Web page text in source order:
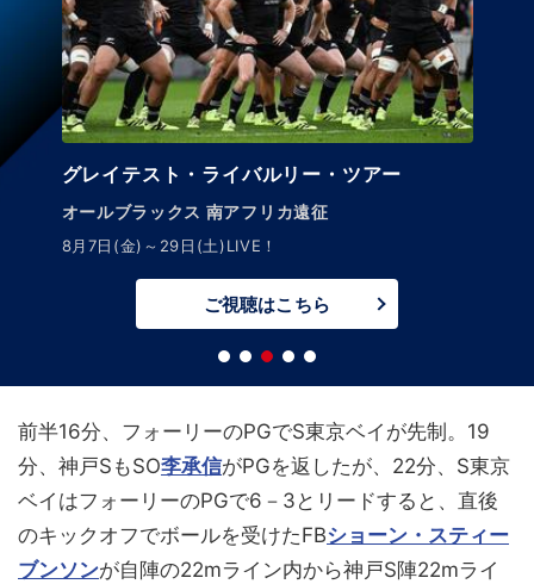
グレイテスト・ライバルリー・ツアー
オールブラックス 南アフリカ遠征
8月7日(金)～29日(土)LIVE！
ご視聴はこちら
前半16分、フォーリーのPGでS東京ベイが先制。19
分、神戸SもSO李承信がPGを返したが、22分、S東京
ベイはフォーリーのPGで6－3とリードすると、直後
のキックオフでボールを受けたFBショーン・スティー
ブンソンが自陣の22mライン内から神戸S陣22mライ